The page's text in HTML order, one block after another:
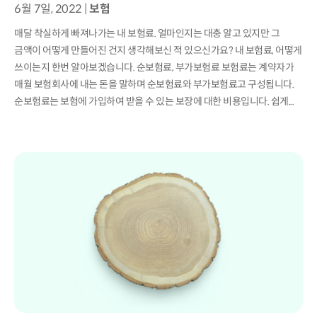
6월 7일, 2022 보험
매달 착실하게 빠져나가는 내 보험료. 얼마인지는 대충 알고 있지만 그
금액이 어떻게 만들어진 건지 생각해보신 적 있으신가요? 내 보험료, 어떻게
쓰이는지 한번 알아보겠습니다. 순보험료, 부가보험료 보험료는 계약자가
매월 보험회사에 내는 돈을 말하며 순보험료와 부가보험료고 구성됩니다.
순보험료는 보험에 가입하여 받을 수 있는 보장에 대한 비용입니다. 쉽게...